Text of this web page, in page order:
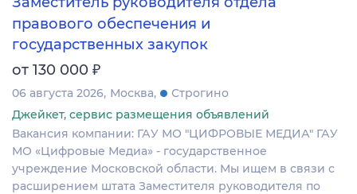
правового обеспечения и
государственных закупок
от 130 000 ₽
06 августа 2026 Москва
Строгино
Джейкет, сервис размещения объявлений
Вакансия компании: ГАУ МО "ЦИФРОВЫЕ МЕДИА" ГАУ
МО «Цифровые Медиа» - государственное
учреждение Московской области. Мы ищем в связи с
расширением штата Заместителя руководителя по